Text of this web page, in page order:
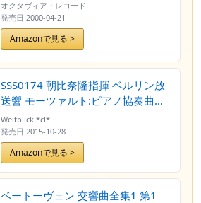
オクタヴィア・レコード
発売日 2000-04-21
Amazonで見る >
SSS0174 朝比奈隆指揮 ベルリン放
送響 モーツァルト:ピアノ協奏曲第
22番(リリアン・カリール、ピア
ノ)、シュトラウス:アルプス交響曲
Weitblick *cl*
発売日 2015-10-28
Amazonで見る >
ベートーヴェン 交響曲全集1 第1